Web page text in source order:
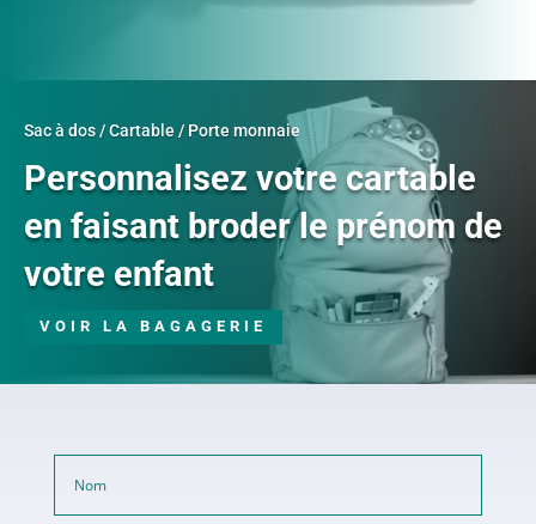
Sac à dos / Cartable / Porte monnaie
Personnalisez votre cartable
en faisant broder le prénom de
votre enfant
VOIR LA BAGAGERIE